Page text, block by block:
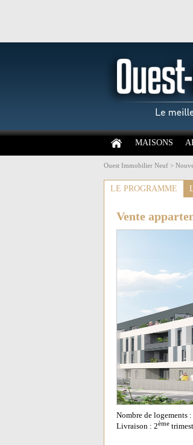
MAISONS
Ouest Immobilier Neuf >
LE PROGRAMME
Vente
Nombre de logements
Livraison : 2ème